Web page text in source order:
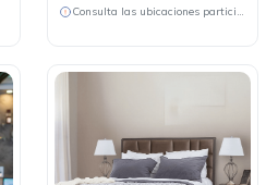
Consulta las ubicaciones participantes